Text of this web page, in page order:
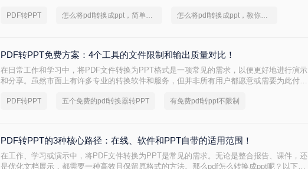
PDF转PPT 怎么将pdf转换成ppt，简单方法教你一招 怎么将pdf转换成ppt，教你怎么轻松应对
PDF转PPT免费方案：4个工具的文件限制和输出质量对比！
在日常工作和学习中，将PDF文件转换为PPT格式是一项常见的需求，以便更好地进行演示
和分享。虽然市面上有许多专业的转换软件和服务，但并非所有用户都愿意或需要为此付
轻松实现格式转换。
PDF转PPT 五个免费的pdf转换器转PPT 有免费pdf转ppt不限制
PDF转PPT的3种核心路径：在线、软件和PPT自带的适用范围！
在工作、学习或演示中，将PDF文件转换为PPT是常见的需求。无论是整合报告、课件，还
是优化文档展示，都需要一种高效且保留原格式的方法。那么pdf怎么转换成ppt呢？以下是